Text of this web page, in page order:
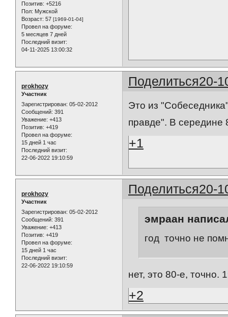
Позитив: +5216
Пол: Мужской
Возраст: 57 [1969-01-04]
Провел на форуме:
5 месяцев 7 дней
Последний визит:
04-11-2025 13:00:32
Поделиться20-
prokhozy
Участник
Зарегистрирован: 05-02-2012
Сообщений: 391
Уважение: +413
Позитив: +419
Провел на форуме:
15 дней 1 час
Последний визит:
22-06-2022 19:10:59
Это из
правде". В середине
+1
Поделиться20-
prokhozy
Участник
Зарегистрирован: 05-02-2012
Сообщений: 391
Уважение: +413
Позитив: +419
Провел на форуме:
15 дней 1 час
Последний визит:
22-06-2022 19:10:59
эмраан
год точно не
нет, это 80-е, точно.
+2